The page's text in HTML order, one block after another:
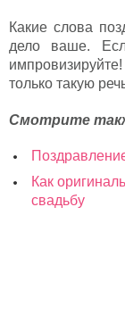
Какие слова
дело ваше.
только такую
Смотрите
Как
свадьбу